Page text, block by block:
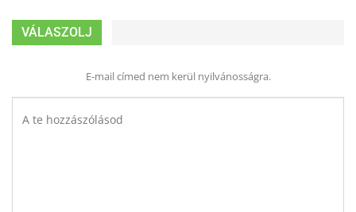
VÁLASZOLJ
E-mail címed nem kerül nyilvánosságra.